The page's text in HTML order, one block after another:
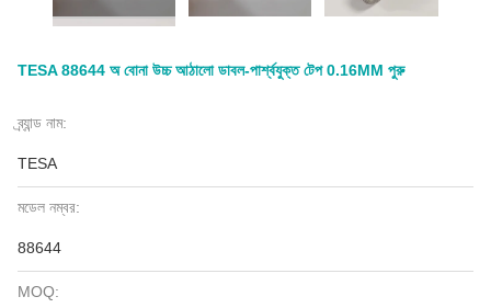
TESA 88644 অ বোনা উচ্চ আঠালো ডাবল-পার্শ্বযুক্ত টেপ 0.16MM পুরু
ব্র্যান্ড নাম:
TESA
মডেল নম্বর:
88644
MOQ: